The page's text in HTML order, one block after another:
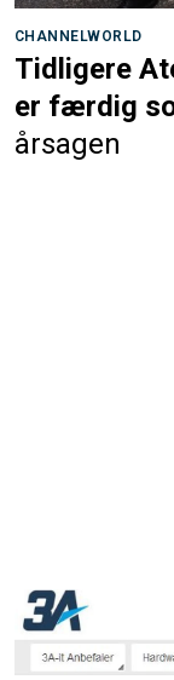
CHANNELWORLD
Tidligere
er færdig
årsagen